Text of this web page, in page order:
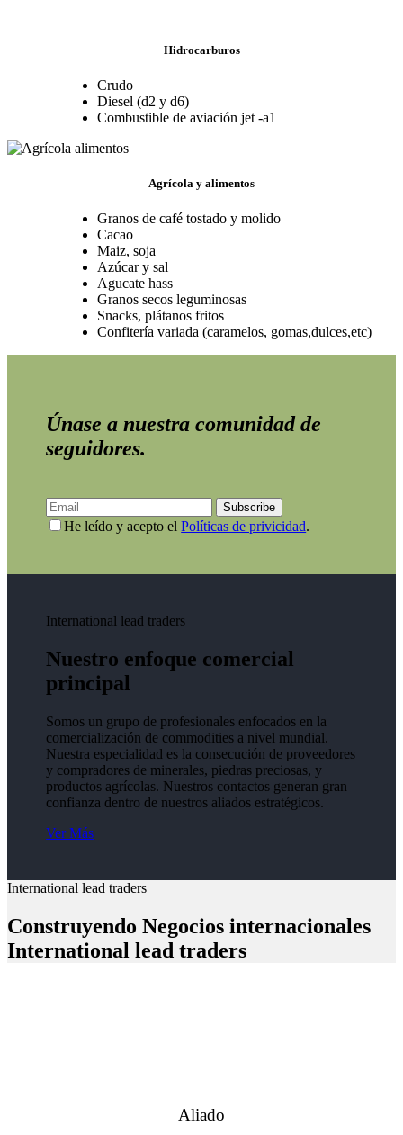
Hidrocarburos
Crudo
Diesel (d2 y d6)
Combustible de aviación jet -a1
Agrícola y alimentos
Granos de café tostado y molido
Cacao
Maiz, soja
Azúcar y sal
Agucate hass
Granos secos leguminosas
Snacks, plátanos fritos
Confitería variada (caramelos, gomas,dulces,etc)
Únase a nuestra comunidad de
seguidores.
Subscribe
He leído y acepto elPolíticas de privicidad.
International lead traders
Nuestro enfoque comercial
principal
Somos un grupo de profesionales enfocados en la
comercialización de commodities a nivel mundial.
Nuestra especialidad es la consecución de proveedores
y compradores de minerales, piedras preciosas, y
productos agrícolas. Nuestros contactos generan gran
confianza dentro de nuestros aliados estratégicos.
Ver Más
International lead traders
Construyendo Negocios internacionales
International lead traders
Aliado